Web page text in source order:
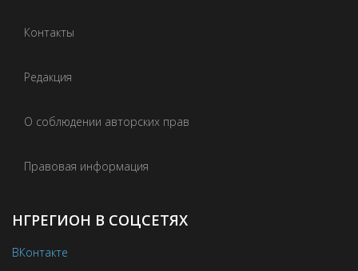
Контакты
Редакция
О соблюдении авторских прав
Правовая информация
НГРЕГИОН В СОЦСЕТЯХ
ВКонтакте